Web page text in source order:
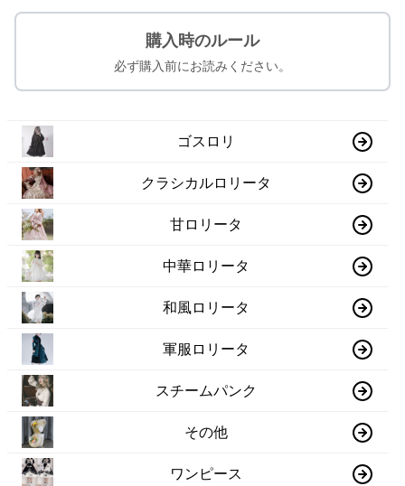
購入時のルール
必ず購入前にお読みください。
ゴスロリ
クラシカルロリータ
甘ロリータ
中華ロリータ
和風ロリータ
軍服ロリータ
スチームパンク
その他
ワンピース